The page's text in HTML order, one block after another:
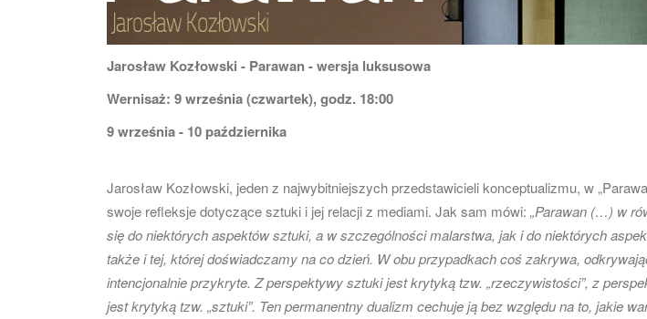
Jarosław Kozłowski - Parawan - wersja luksusowa
Wernisaż: 9 września (czwartek), godz. 18:00
9 września - 10 października
Jarosław Kozłowski, jeden z najwybitniejszych przedstawicieli konceptualizmu, w
swoje refleksje dotyczące sztuki i jej relacji z mediami. Jak sam mówi: „Parawan (…) w
się do niektórych aspektów sztuki, a w szczególności malarstwa, jak i do niektórych
także i tej, której doświadczamy na co dzień. W obu przypadkach coś zakrywa,
intencjonalnie przykryte. Z perspektywy sztuki jest krytyką tzw. „rzeczywistości”, z
jest krytyką tzw. „sztuki”. Ten permanentny dualizm cechuje ją bez względu na to, jakie